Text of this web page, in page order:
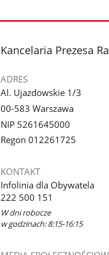
stopka
Kancelaria Prezesa
ADRES
Al. Ujazdowskie 1/3
00-583 Warszawa
NIP 5261645000
Regon 012261725
KONTAKT
Infolinia dla Obywatela
222 500 151
W dni robocze
w godzinach: 8:15-16:15